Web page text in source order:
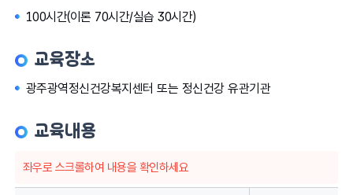
100시간(이론 70시간/실습 30시간)
교육장소
광주광역정신건강복지센터 또는 정신건강 유관기관
교육내용
좌우로 스크롤하여 내용을 확인하세요